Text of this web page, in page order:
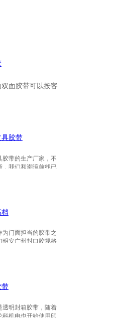
双面胶带可以按客
规格也是可以定
胶带
带的生产厂家，不
，我们和潮流前线已
门面担当的胶带之
明安广州封口胶规格
选择。
带
透明封箱胶带，随着
机电也开始使用印